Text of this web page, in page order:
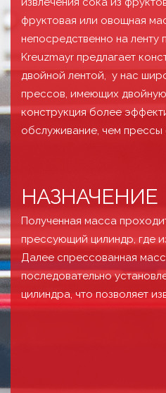
фруктовая или овощная
непосредственно на ленту
Kreuzmayr предлагает
двойной лентой, у нас
прессов, имеющих двойную
конструкция более
обслуживание, чем прессы
НАЗНАЧЕНИЕ
Полученная масса
прессующий цилиндр, где
Далее спрессованная
последовательно
цилиндра, что позволяет